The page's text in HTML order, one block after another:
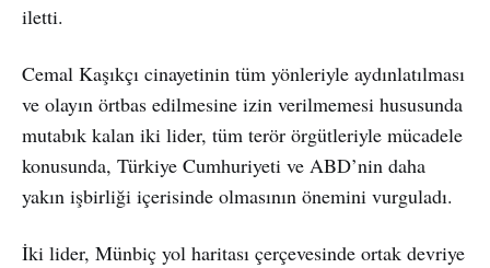
iletti.
Cemal Kaşıkçı cinayetinin tüm yönleriyle aydınlatılması
ve olayın örtbas edilmesine izin verilmemesi hususunda
mutabık kalan iki lider, tüm terör örgütleriyle mücadele
konusunda, Türkiye Cumhuriyeti ve ABD’nin daha
yakın işbirliği içerisinde olmasının önemini vurguladı.
İki lider, Münbiç yol haritası çerçevesinde ortak devriye